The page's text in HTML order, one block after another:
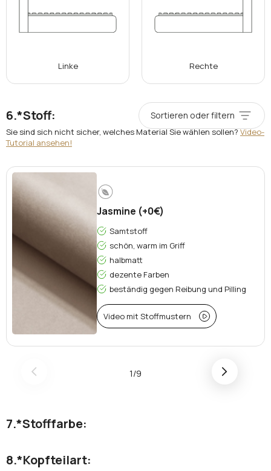
Linke Rechte
*Stoff: Sortieren oder filtern
Sie sind sich nicht sicher, welches Material Sie wählen sollen?Video-
Tutorial ansehen!
Jasmine (+0€)
Samtstoff
schön, warm im Griff
halbmatt
dezente Farben
beständig gegen Reibung und Pilling
Video mit Stoffmustern
1/9
*Stofffarbe:
*Kopfteilart: